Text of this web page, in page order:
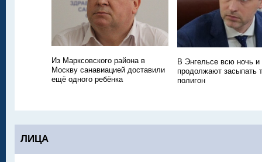
Из Марксовского района в
Москву санавиацией доставили
ещё одного ребёнка
В Энгельсе всю ночь и
продолжают засыпать
полигон
ЛИЦА